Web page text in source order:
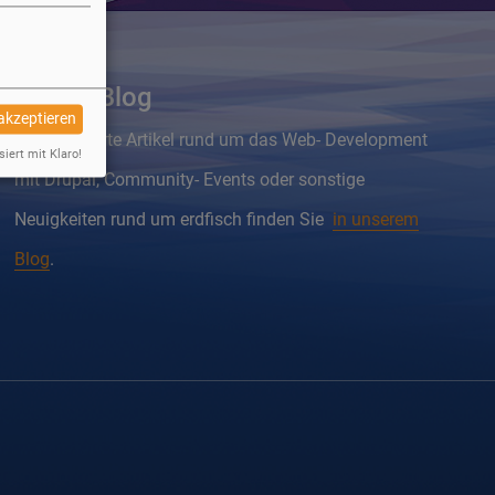
Drupal Blog
Wissenswerte Artikel rund um das Web- Development
mit Drupal, Community- Events oder sonstige
Neuigkeiten rund um erdfisch finden Sie in unserem
Blog.
mit Klaro!